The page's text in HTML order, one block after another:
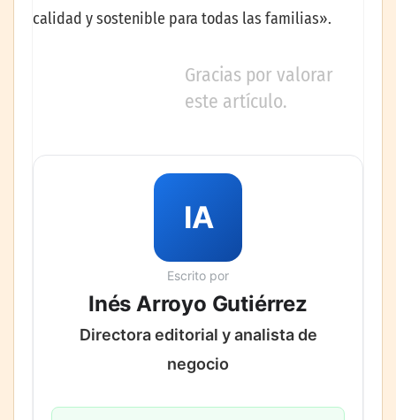
calidad y sostenible para todas las familias».
Gracias por valorar
este artículo.
IA
Escrito por
Inés Arroyo Gutiérrez
Directora editorial y analista de
negocio